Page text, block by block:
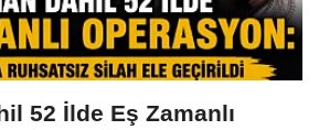
52 İlde Eş Zamanlı